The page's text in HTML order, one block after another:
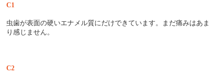
C1
虫歯が表面の硬いエナメル質にだけできています。まだ痛みはあま
り感じません。
C2